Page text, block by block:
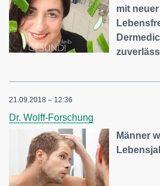
mit
21.09.2018 – 12:36
Dr. Wolff-Forschung
Männer